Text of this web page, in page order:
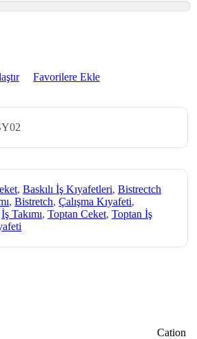
Favorilere Ekle
, Baskılı İş Kıyafetleri, Bistrectch
, Bistretch, Çalışma Kıyafeti,
İş Takımı, Toptan Ceket, Toptan İş
Cation